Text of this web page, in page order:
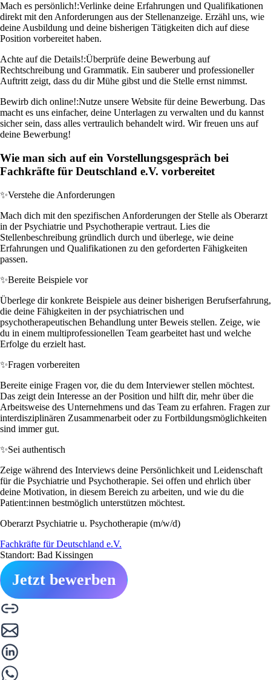
Mach es persönlich!:Verlinke deine Erfahrungen und Qualifikationen
direkt mit den Anforderungen aus der Stellenanzeige. Erzähl uns, wie
deine Ausbildung und deine bisherigen Tätigkeiten dich auf diese
Position vorbereitet haben.
Achte auf die Details!:Überprüfe deine Bewerbung auf
Rechtschreibung und Grammatik. Ein sauberer und professioneller
Auftritt zeigt, dass du dir Mühe gibst und die Stelle ernst nimmst.
Bewirb dich online!:Nutze unsere Website für deine Bewerbung. Das
macht es uns einfacher, deine Unterlagen zu verwalten und du kannst
sicher sein, dass alles vertraulich behandelt wird. Wir freuen uns auf
deine Bewerbung!
Wie man sich auf ein Vorstellungsgespräch bei
Fachkräfte für Deutschland e.V. vorbereitet
✨Verstehe die Anforderungen
Mach dich mit den spezifischen Anforderungen der Stelle als Oberarzt
in der Psychiatrie und Psychotherapie vertraut. Lies die
Stellenbeschreibung gründlich durch und überlege, wie deine
Erfahrungen und Qualifikationen zu den geforderten Fähigkeiten
passen.
✨Bereite Beispiele vor
Überlege dir konkrete Beispiele aus deiner bisherigen Berufserfahrung,
die deine Fähigkeiten in der psychiatrischen und
psychotherapeutischen Behandlung unter Beweis stellen. Zeige, wie
du in einem multiprofessionellen Team gearbeitet hast und welche
Erfolge du erzielt hast.
✨Fragen vorbereiten
Bereite einige Fragen vor, die du dem Interviewer stellen möchtest.
Das zeigt dein Interesse an der Position und hilft dir, mehr über die
Arbeitsweise des Unternehmens und das Team zu erfahren. Fragen zur
interdisziplinären Zusammenarbeit oder zu Fortbildungsmöglichkeiten
sind immer gut.
✨Sei authentisch
Zeige während des Interviews deine Persönlichkeit und Leidenschaft
für die Psychiatrie und Psychotherapie. Sei offen und ehrlich über
deine Motivation, in diesem Bereich zu arbeiten, und wie du die
Patient:innen bestmöglich unterstützen möchtest.
Oberarzt Psychiatrie u. Psychotherapie (m/w/d)
Fachkräfte für Deutschland e.V.
Standort: Bad Kissingen
Jetzt bewerben